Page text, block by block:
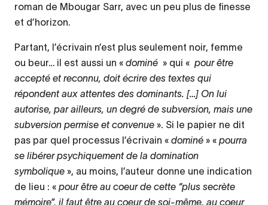
roman de Mbougar Sarr, avec un peu plus de finesse
et d’horizon.
Partant, l’écrivain n’est plus seulement noir, femme
ou beur… il est aussi un « dominé » qui « pour être
accepté et reconnu, doit écrire des textes qui
répondent aux attentes des dominants. […] On lui
autorise, par ailleurs, un degré de subversion, mais une
subversion permise et convenue ». Si le papier ne dit
pas par quel processus l’écrivain « dominé » « pourra
se libérer psychiquement de la domination
symbolique », au moins, l’auteur donne une indication
de lieu : « pour être au coeur de cette “plus secrète
mémoire”, il faut être au coeur de soi-même, au coeur